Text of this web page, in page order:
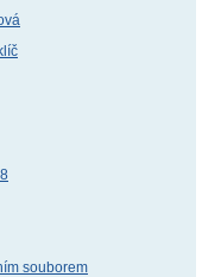
souborem